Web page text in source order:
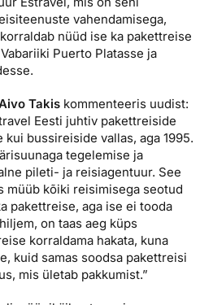
teenus, tule
teenus
vahendamisega,
nüüd ise ka pakettreise
Puerto Platasse ja
Takis kommenteeris uudist:
Eesti juhtiv pakettreiside
bussireiside vallas, aga 1995.
tegelemise ja
pileti- ja reisiagentuur. See
müüb kõiki reisimisega seotud
pakettreise, aga ise ei tooda
on taas aeg küps
korraldama hakata, kuna
kuid samas soodsa pakettreisi
mis ületab pakkumist.”